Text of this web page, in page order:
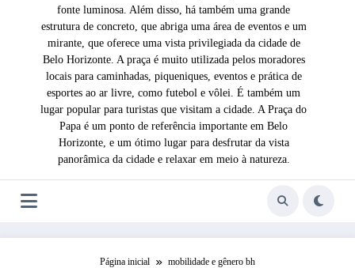
fonte luminosa. Além disso, há também uma grande
estrutura de concreto, que abriga uma área de eventos e um
mirante, que oferece uma vista privilegiada da cidade de
Belo Horizonte. A praça é muito utilizada pelos moradores
locais para caminhadas, piqueniques, eventos e prática de
esportes ao ar livre, como futebol e vôlei. É também um
lugar popular para turistas que visitam a cidade. A Praça do
Papa é um ponto de referência importante em Belo
Horizonte, e um ótimo lugar para desfrutar da vista
panorâmica da cidade e relaxar em meio à natureza.
Página inicial mobilidade e gênero bh